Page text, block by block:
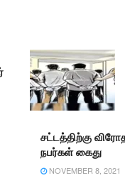
சட்டத்திற்கு
நபர்கள் கைது
NOVEMBER 8, 2021